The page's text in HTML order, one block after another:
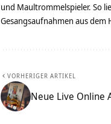
und Maultrommelspieler. So
Gesangsaufnahmen aus dem
VORHERIGER ARTIKEL
Neue Live Online